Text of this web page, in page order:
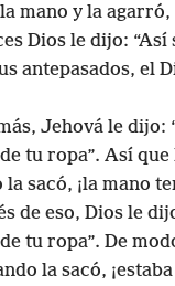
mano y la
Dios le dijo:
antepasados, el
Jehová le dijo:
tu ropa”. Así
la sacó, ¡la mano
de eso, Dios le
tu ropa”. De
la sacó,